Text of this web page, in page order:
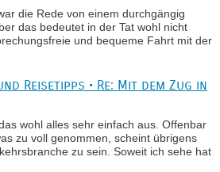
die Rede von einem durchgängig
das bedeutet in der Tat wohl nicht
und bequeme Fahrt mit der
Reisetipps • Re: Mit dem Zug in
wohl alles sehr einfach aus. Offenbar
zu voll genommen, scheint übrigens
zu sein. Soweit ich sehe hat